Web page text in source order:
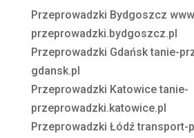
Przeprowadzki Bydgoszcz
przeprowadzki.bydgoszcz.pl
Przeprowadzki Gdańsktanie-
gdansk.pl
Przeprowadzki Katowicetanie-
przeprowadzki.katowice.pl
Przeprowadzki Łódźtransport-